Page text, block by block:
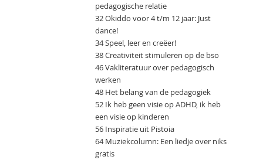
pedagogische relatie
32 Okiddo voor 4 t/m 12 jaar: Just
dance!
34 Speel, leer en creëer!
38 Creativiteit stimuleren op de bso
46 Vakliteratuur over pedagogisch
werken
48 Het belang van de pedagogiek
52 Ik heb geen visie op ADHD, ik heb
een visie op kinderen
56 Inspiratie uit Pistoia
64 Muziekcolumn: Een liedje over niks
gratis